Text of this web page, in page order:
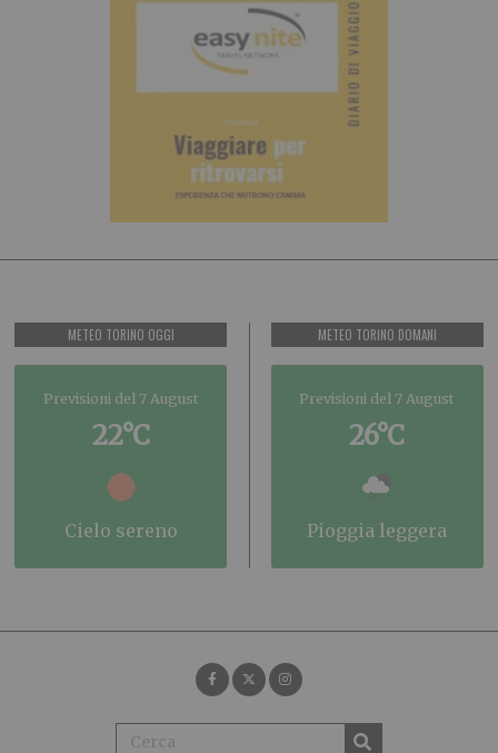
METEO TORINO OGGI
Previsioni del 7 August
22°C
cielo sereno
METEO TORINO DOMANI
Previsioni del 7 August
26°C
pioggia leggera